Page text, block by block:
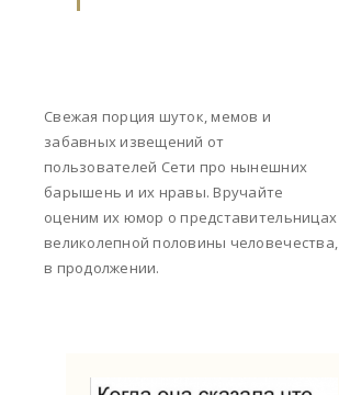
Свежая порция шуток, мемов и
забавных извещений от
пользователей Сети про нынешних
барышень и их нравы. Вручайте
оценим их юмор о представительницах
великолепной половины человечества,
в продолжении.